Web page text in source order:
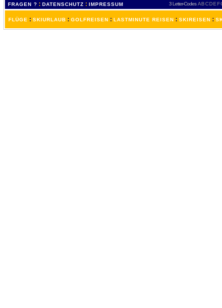
FRAGEN ? : DATENSCHUTZ : IMPRESSUM 3 Letter-Codes ABCDEF
FLÜGE : SKIURLAUB : GOLFREISEN : LASTMINUTE REISEN : SKIREISEN :